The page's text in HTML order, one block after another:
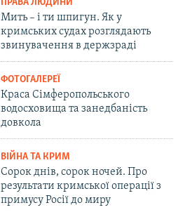
ПРАВА ЛЮДИНИ
Мить – і ти шпигун. Як у
кримських судах розглядають
звинувачення в держзраді
ФОТОГАЛЕРЕЇ
Краса Сімферопольського
водосховища та занедбаність
довкола
ВІЙНА ТА КРИМ
Сорок днів, сорок ночей. Про
результати кримської операції з
примусу Росії до миру